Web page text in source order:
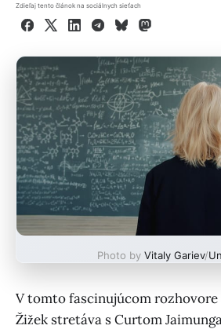
Zdieľaj tento článok na sociálnych sieťach
Facebook
X LinkedInTelegram
BlueskyMastodon
Photo by Vitaly Gariev/
V tomto fascinujúcom rozhovore
Žižek stretáva s Curtom